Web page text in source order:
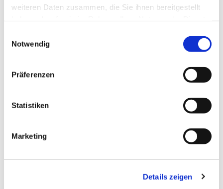
weiteren Daten zusammen, die Sie ihnen bereitgestellt
Notwendig
Präferenzen
Statistiken
Marketing
Details zeigen